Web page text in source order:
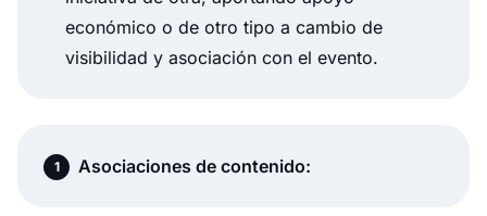
económico o de otro tipo a cambio de
visibilidad y asociación con el evento.
Asociaciones de contenido: